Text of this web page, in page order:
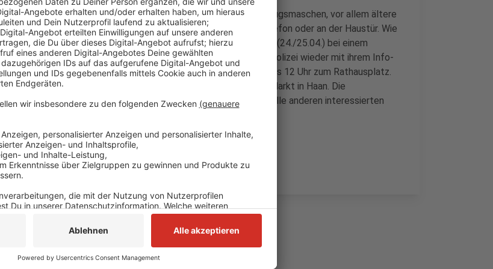
Immer wieder schaffen es Trickbetrüger mit verschiedenen Betrugsmaschen, vor allem ältere
Menschen unter Druck zu setzen und um Geld zu bringen, am Telefon oder an der Haustür. Wie
man sich davor schützen kann - darum geht es heute und morgen (24./25.04.) bei einem
Infostand der Kriminalpolizei in Monheim und Haan. Dafür ist die Polizei wieder mit ihrem Info-
Mobil unterwegs. In Monheim kommen sie heute (24.04) von 10 bis 12 Uhr zum Rathausplatz.
Morgen sind sie – ebenfalls von 10 bis 12 Uhr – auf dem Neuen Markt in Haan. Die
Veranstaltungen richten sich vor allem an Senioren aber auch an alle anderen interessierten
Anzeige